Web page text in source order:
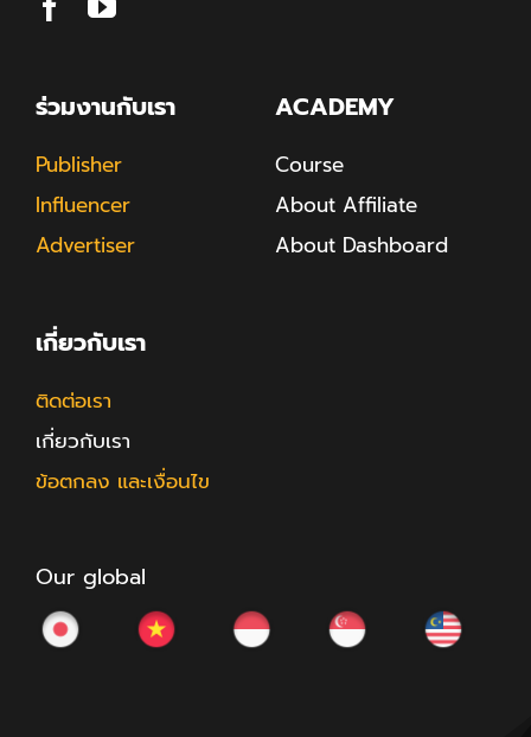
ร่วมงานกับเรา
Publisher
Influencer
Advertiser
ACADEMY
Course
About Affiliate
About Dashboard
เกี่ยวกับเรา
ติดต่อเรา
เกี่ยวกับเรา
ข้อตกลง และเงื่อนไข
Our global